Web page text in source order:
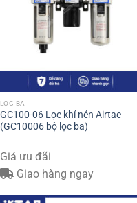
LỌC BA
GC100-06 Lọc khí nén Airtac
(GC10006 bộ lọc ba)
Giá ưu đãi
Giao hàng ngay